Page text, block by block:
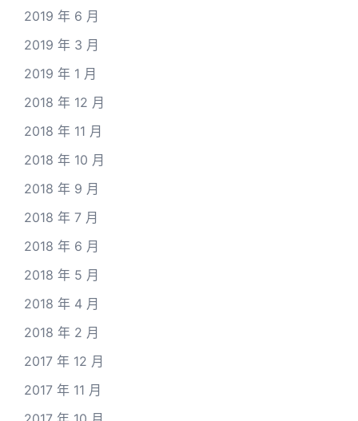
2019 年 6 月
2019 年 3 月
2019 年 1 月
2018 年 12 月
2018 年 11 月
2018 年 10 月
2018 年 9 月
2018 年 7 月
2018 年 6 月
2018 年 5 月
2018 年 4 月
2018 年 2 月
2017 年 12 月
2017 年 11 月